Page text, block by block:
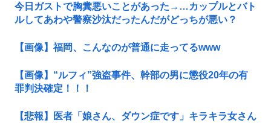
今日ガストで胸糞悪いことがあった→…カップルとバト
ルしてあわや警察沙汰だったんだがどっちが悪い？
【画像】福岡、こんなのが普通に走ってるwww
【画像】“ルフィ”強盗事件、幹部の男に懲役20年の有
罪判決確定！！！
【悲報】医者「娘さん、ダウン症です」キラキラ女さん